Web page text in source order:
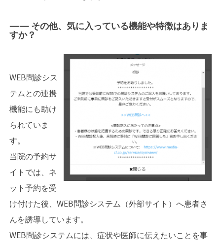
—— その他、気に入っている機能や特徴はありま
すか？
WEB問診シス
テムとの連携
機能にも助け
られていま
す。
当院の予約サ
イトでは、ネ
ット予約を受
け付けた後、WEB問診システム（外部サイト）へ患者さ
んを誘導しています。
WEB問診システムには、症状や医師に伝えたいことを事